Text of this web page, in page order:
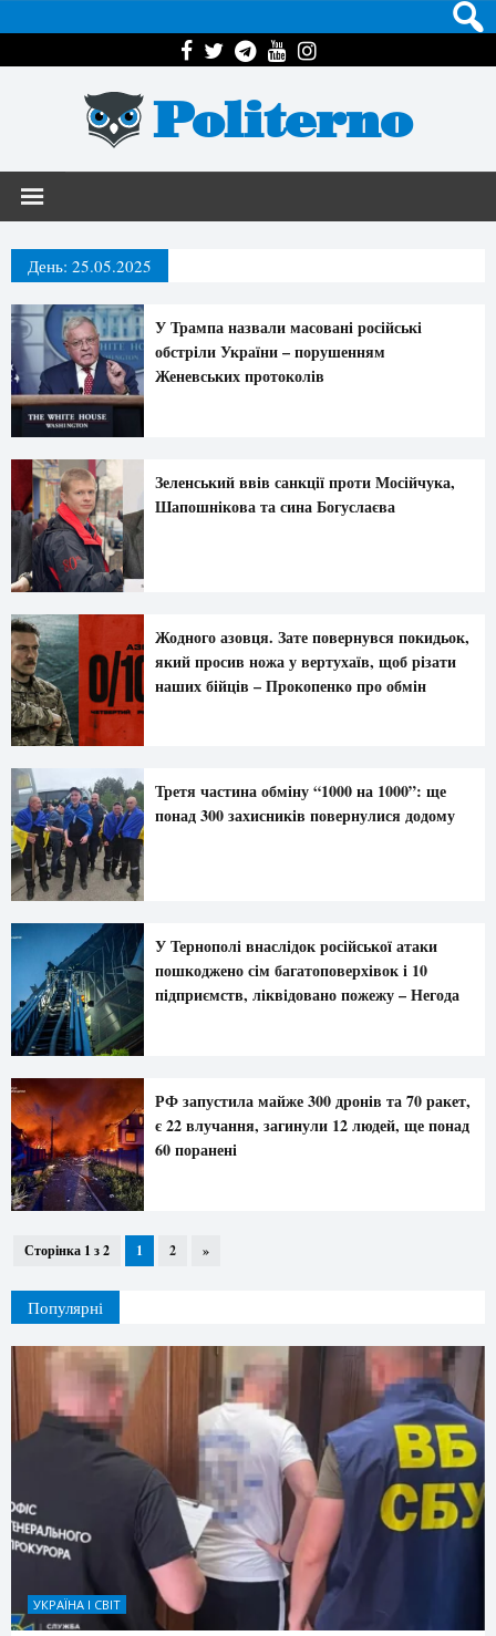
Politerno
День: 25.05.2025
У Трампа назвали масовані російські
обстріли України – порушенням
Женевських протоколів
Зеленський ввів санкції проти Мосійчука,
Шапошнікова та сина Богуслаєва
Жодного азовця. Зате повернувся покидьок,
який просив ножа у вертухаїв, щоб різати
наших бійців – Прокопенко про обмін
Третя частина обміну “1000 на 1000”: ще
понад 300 захисників повернулися додому
У Тернополі внаслідок російської атаки
пошкоджено сім багатоповерхівок і 10
підприємств, ліквідовано пожежу – Негода
РФ запустила майже 300 дронів та 70 ракет,
є 22 влучання, загинули 12 людей, ще понад
60 поранені
Сторінка 1 з 2 1 2 »
Популярні
УКРАЇНА І СВІТ